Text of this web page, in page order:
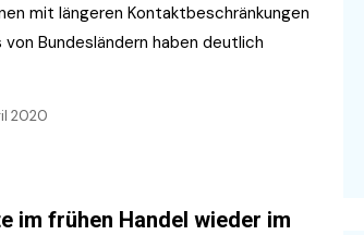
mit längeren Kontaktbeschränkungen
Bundesländern haben deutlich
2020
im frühen Handel wieder im